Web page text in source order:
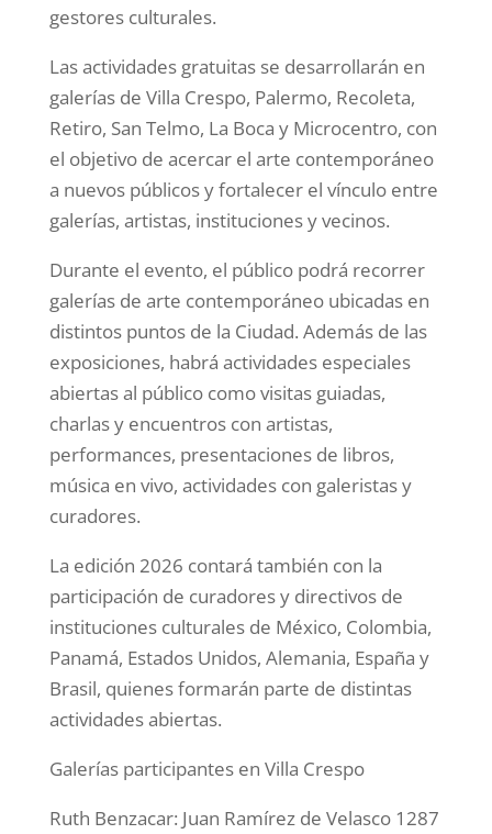
gestores culturales.
Las actividades gratuitas se desarrollarán en
galerías de Villa Crespo, Palermo, Recoleta,
Retiro, San Telmo, La Boca y Microcentro, con
el objetivo de acercar el arte contemporáneo
a nuevos públicos y fortalecer el vínculo entre
galerías, artistas, instituciones y vecinos.
Durante el evento, el público podrá recorrer
galerías de arte contemporáneo ubicadas en
distintos puntos de la Ciudad. Además de las
exposiciones, habrá actividades especiales
abiertas al público como visitas guiadas,
charlas y encuentros con artistas,
performances, presentaciones de libros,
música en vivo, actividades con galeristas y
curadores.
La edición 2026 contará también con la
participación de curadores y directivos de
instituciones culturales de México, Colombia,
Panamá, Estados Unidos, Alemania, España y
Brasil, quienes formarán parte de distintas
actividades abiertas.
Galerías participantes en Villa Crespo
Ruth Benzacar: Juan Ramírez de Velasco 1287